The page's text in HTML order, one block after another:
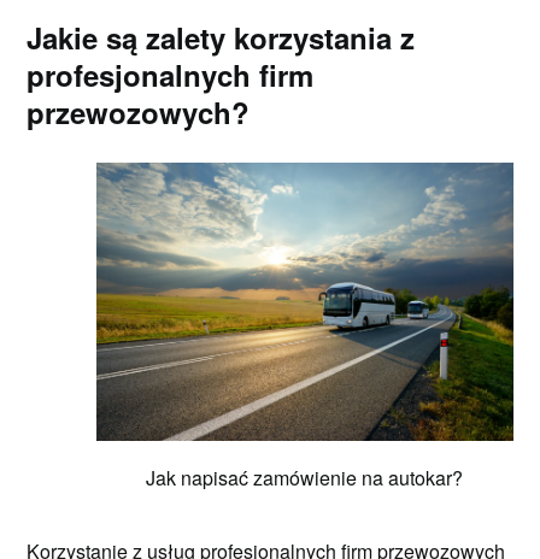
Jakie są zalety korzystania z
profesjonalnych firm
przewozowych?
Jak napisać zamówienie na autokar?
Korzystanie z usług profesjonalnych firm przewozowych